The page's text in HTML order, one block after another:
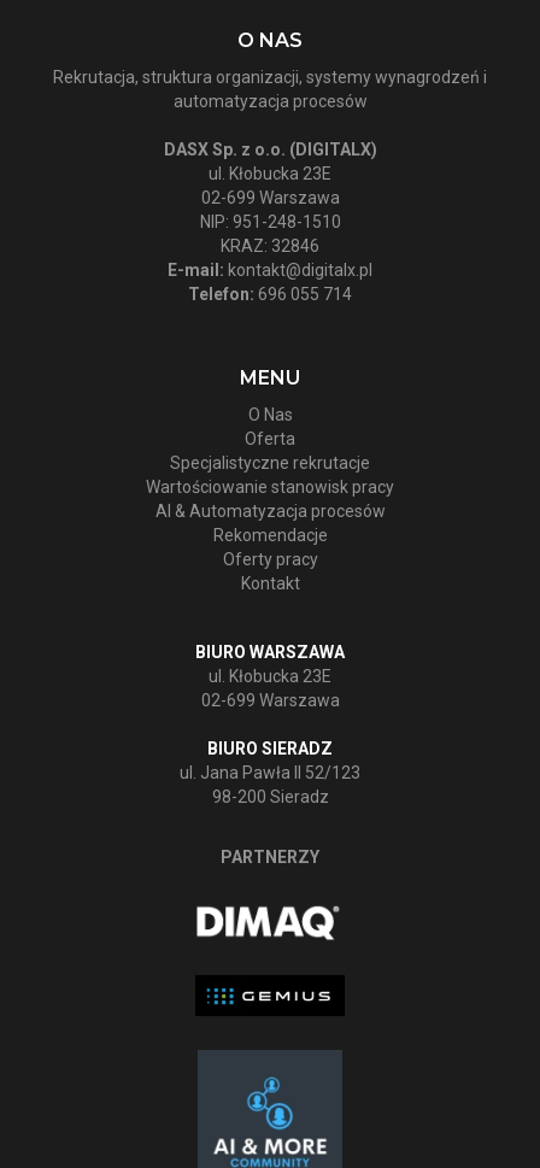
O NAS
Rekrutacja, struktura organizacji, systemy wynagrodzeń i
automatyzacja procesów
DASX Sp. z o.o. (DIGITALX)
ul. Kłobucka 23E
02-699 Warszawa
NIP: 951-248-1510
KRAZ: 32846
E-mail: kontakt@digitalx.pl
Telefon: 696 055 714
MENU
O Nas
Oferta
Specjalistyczne rekrutacje
Wartościowanie stanowisk pracy
AI & Automatyzacja procesów
Rekomendacje
Oferty pracy
Kontakt
BIURO WARSZAWA
ul. Kłobucka 23E
02-699 Warszawa
BIURO SIERADZ
ul. Jana Pawła II 52/123
98-200 Sieradz
PARTNERZY